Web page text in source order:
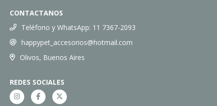
CONTACTANOS
Teléfono y WhatsApp: 11 7367-2093
happypet_accesorios@hotmail.com
Olivos, Buenos Aires
REDES SOCIALES